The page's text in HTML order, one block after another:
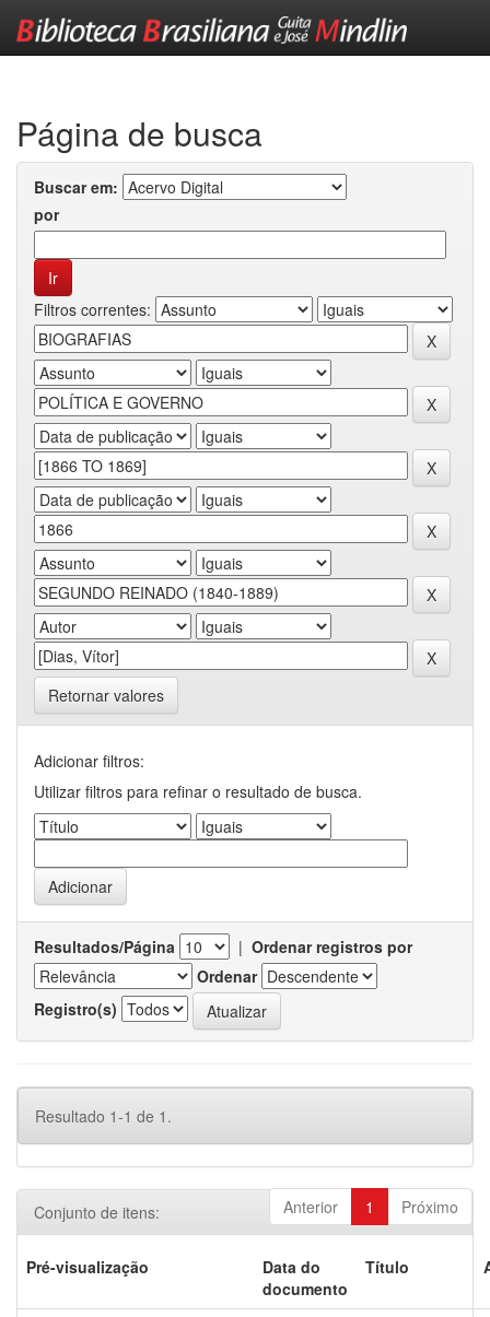
Página de busca
Buscar em:
por
Filtros correntes:
Retornar valores
Adicionar filtros:
Utilizar filtros para refinar o resultado de busca.
Resultados/Página | Ordenar registros por
Ordenar
Registro(s)
Resultado 1-1 de 1.
Anterior 1 Próximo
Conjunto de itens:
Pré-visualização
Data do
documento
Título